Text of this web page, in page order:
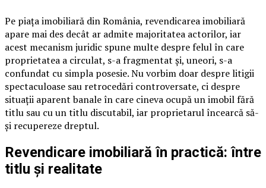
Pe piața imobiliară din România, revendicarea imobiliară
apare mai des decât ar admite majoritatea actorilor, iar
acest mecanism juridic spune multe despre felul în care
proprietatea a circulat, s-a fragmentat și, uneori, s-a
confundat cu simpla posesie. Nu vorbim doar despre litigii
spectaculoase sau retrocedări controversate, ci despre
situații aparent banale în care cineva ocupă un imobil fără
titlu sau cu un titlu discutabil, iar proprietarul încearcă să-
și recupereze dreptul.
Revendicare imobiliară în practică: între
titlu și realitate